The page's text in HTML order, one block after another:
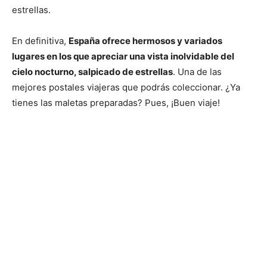
estrellas.
En definitiva, España ofrece hermosos y variados
lugares en los que apreciar una vista inolvidable del
cielo nocturno, salpicado de estrellas. Una de las
mejores postales viajeras que podrás coleccionar. ¿Ya
tienes las maletas preparadas? Pues, ¡Buen viaje!